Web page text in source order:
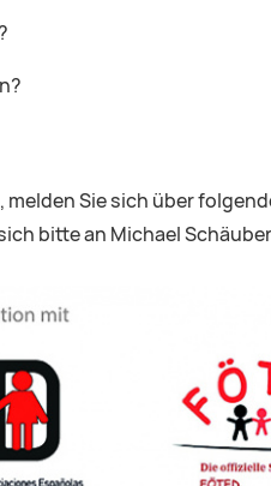
Sie sich über
bitte an Michael